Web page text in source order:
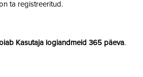
ta registreeritud.
Kasutaja logiandmeid 365 päeva.